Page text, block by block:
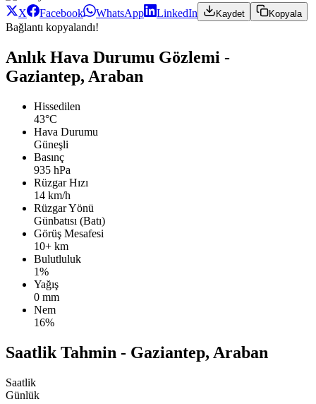
X Facebook WhatsApp LinkedIn Kaydet Kopyala
Bağlantı kopyalandı!
Anlık Hava Durumu Gözlemi -
Gaziantep, Araban
Hissedilen
43°C
Hava Durumu
Güneşli
Basınç
935 hPa
Rüzgar Hızı
14 km/h
Rüzgar Yönü
Günbatısı (Batı)
Görüş Mesafesi
10+ km
Bulutluluk
1%
Yağış
0 mm
Nem
16%
Saatlik Tahmin - Gaziantep, Araban
Saatlik
Günlük